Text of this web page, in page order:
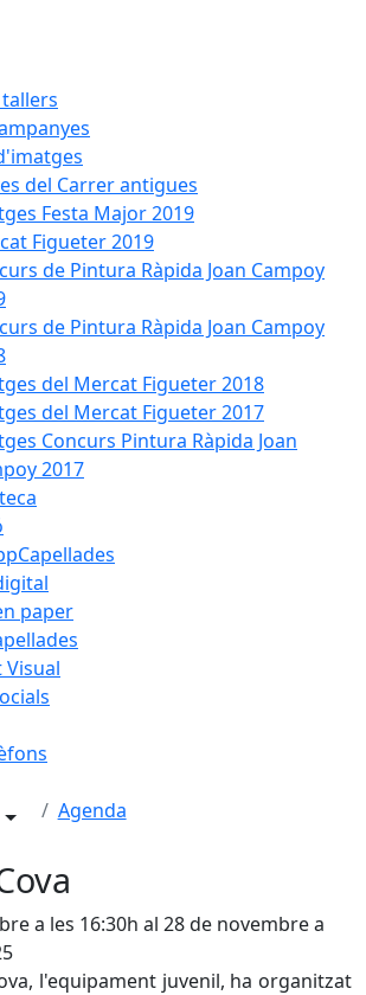
del Carrer antigues
Festa Major 2019
Figueter 2019
de Pintura Ràpida Joan Campoy
de Pintura Ràpida Joan Campoy
del Mercat Figueter 2018
del Mercat Figueter 2017
Concurs Pintura Ràpida Joan
2017
paper
Agenda
a les 16:30h al 28 de novembre a
l'equipament juvenil, ha organitzat